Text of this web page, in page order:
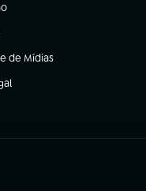
aba)
de Mídias
aba)